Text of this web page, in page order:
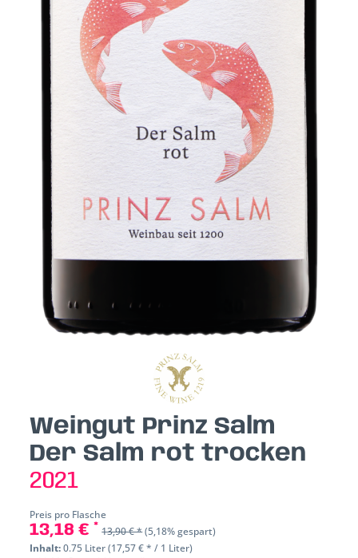
Weingut Prinz Salm
Der Salm rot trocken
2021
Preis pro Flasche
13,18 € * 13,90 € *(5,18% gespart)
Inhalt:0.75 Liter (17,57 € * / 1 Liter)